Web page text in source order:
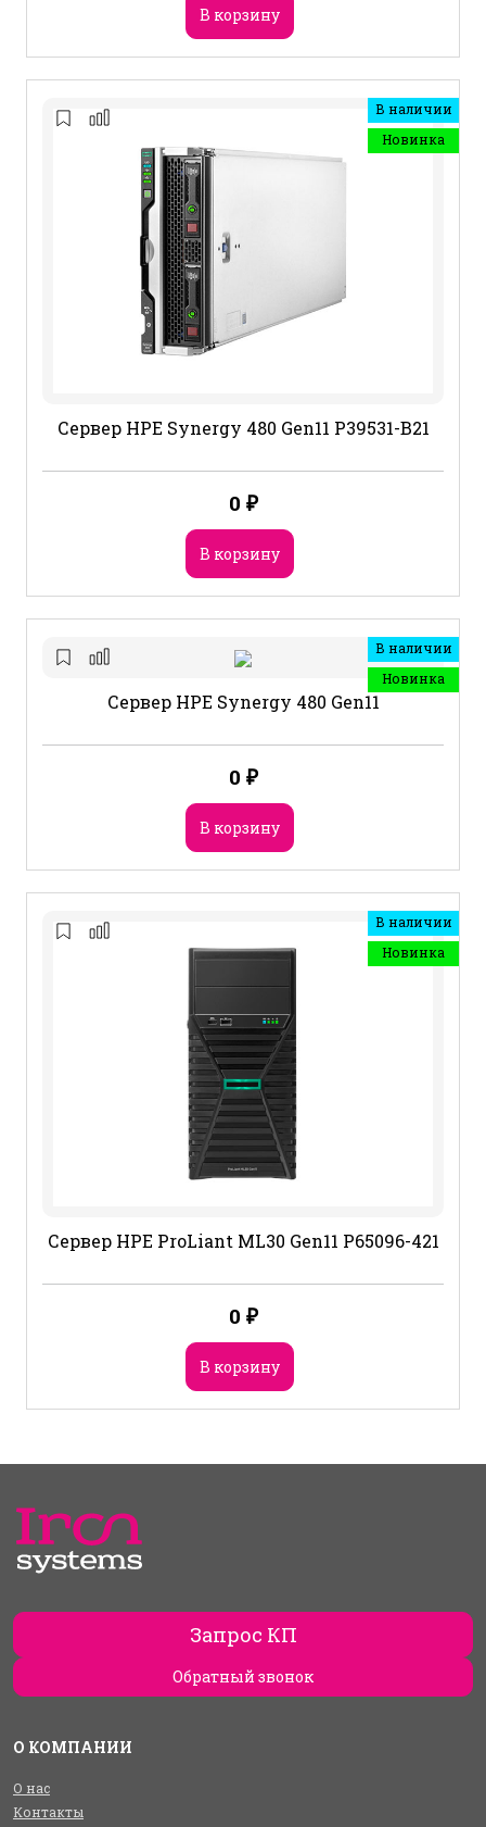
В корзину
В наличии
Новинка
Сервер HPE Synergy 480 Gen11 P39531-B21
0 ₽
В корзину
В наличии
Новинка
Сервер HPE Synergy 480 Gen11
0 ₽
В корзину
В наличии
Новинка
Сервер HPE ProLiant ML30 Gen11 P65096-421
0 ₽
В корзину
Запрос КП
Обратный звонок
О КОМПАНИИ
О нас
Контакты